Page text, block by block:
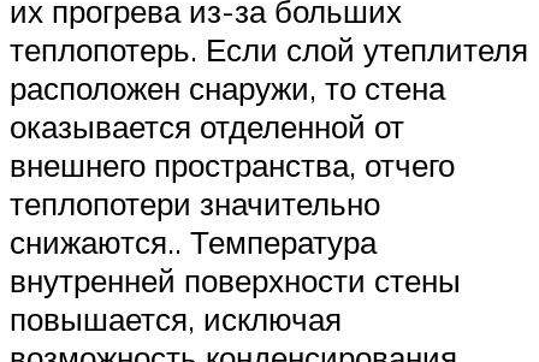
их прогрева из-за больших
теплопотерь. Если слой утеплителя
расположен снаружи, то стена
оказывается отделенной от
внешнего пространства, отчего
теплопотери значительно
снижаются.. Температура
внутренней поверхности стены
повышается, исключая